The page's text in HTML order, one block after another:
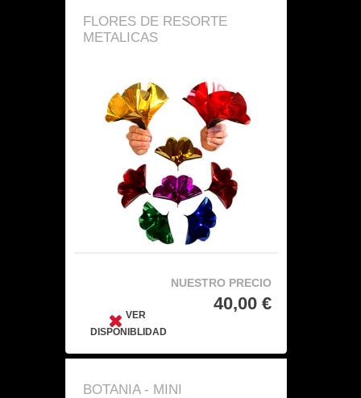
FLORES DE RESORTE
METALICAS
NUESTRO PRECIO
40,00 €
VER
DISPONIBLIDAD
BOTANIA - MINI